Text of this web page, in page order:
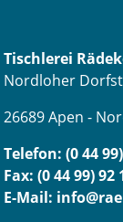
Tischlerei
Nordloher
26689 Apen -
Telefon: (0 44
Fax: (0 44 99) 92
E-Mail: